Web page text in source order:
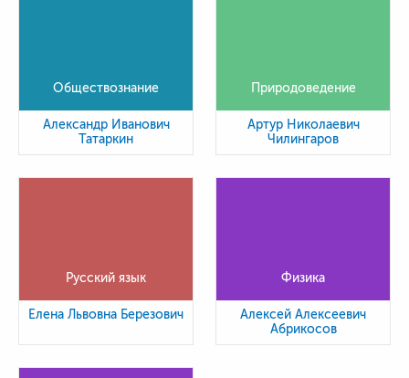
Обществознание
Александр Иванович
Татаркин
Природоведение
Артур Николаевич
Чилингаров
Русский язык
Елена Львовна Березович
Физика
Алексей Алексеевич
Абрикосов